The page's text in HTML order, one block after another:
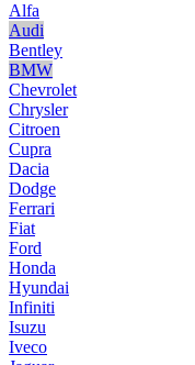
Alfa
Audi
Bentley
BMW
Chevrolet
Chrysler
Citroen
Cupra
Dacia
Dodge
Ferrari
Fiat
Ford
Honda
Hyundai
Infiniti
Isuzu
Iveco